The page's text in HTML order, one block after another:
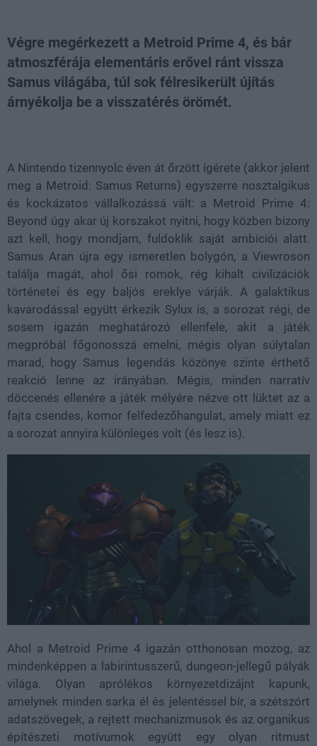
Végre megérkezett a Metroid Prime 4, és bár
atmoszférája elementáris erővel ránt vissza
Samus világába, túl sok félresikerült újítás
árnyékolja be a visszatérés örömét.
A Nintendo tizennyolc éven át őrzött ígérete (akkor jelent
meg a Metroid: Samus Returns) egyszerre nosztalgikus
és kockázatos vállalkozássá vált: a Metroid Prime 4:
Beyond úgy akar új korszakot nyitni, hogy közben bizony
azt kell, hogy mondjam, fuldoklik saját ambíciói alatt.
Samus Aran újra egy ismeretlen bolygón, a Viewroson
találja magát, ahol ősi romok, rég kihalt civilizációk
történetei és egy baljós ereklye várják. A galaktikus
kavarodással együtt érkezik Sylux is, a sorozat régi, de
sosem igazán meghatározó ellenfele, akit a játék
megpróbál főgonosszá emelni, mégis olyan súlytalan
marad, hogy Samus legendás közönye szinte érthető
reakció lenne az irányában. Mégis, minden narratív
döccenés ellenére a játék mélyére nézve ott lüktet az a
fajta csendes, komor felfedezőhangulat, amely miatt ez
a sorozat annyira különleges volt (és lesz is).
Ahol a Metroid Prime 4 igazán otthonosan mozog, az
mindenképpen a labirintusszerű, dungeon-jellegű pályák
világa. Olyan aprólékos környezetdizájnt kapunk,
amelynek minden sarka él és jelentéssel bír, a szétszórt
adatszövegek, a rejtett mechanizmusok és az organikus
építészeti motívumok együtt egy olyan ritmust